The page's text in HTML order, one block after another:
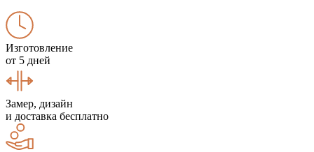
Изготовление
от 5 дней
Замер, дизайн
и доставка бесплатно